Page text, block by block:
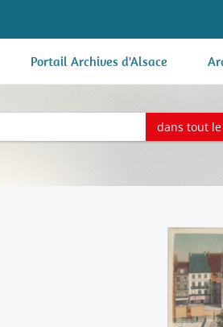
Portail Archives d'Alsace
dans tout